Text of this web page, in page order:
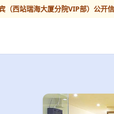
（西站瑞海大厦分院VIP部）公开